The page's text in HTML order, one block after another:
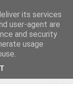
:
its services
user-agent are
and security
usage